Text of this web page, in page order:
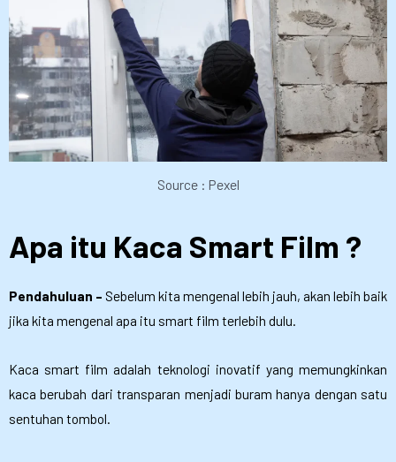
Source : Pexel
Apa itu Kaca Smart Film ?
Pendahuluan – Sebelum kita mengenal lebih jauh, akan lebih baik
jika kita mengenal apa itu smart film terlebih dulu.
Kaca smart film adalah teknologi inovatif yang memungkinkan
kaca berubah dari transparan menjadi buram hanya dengan satu
sentuhan tombol.